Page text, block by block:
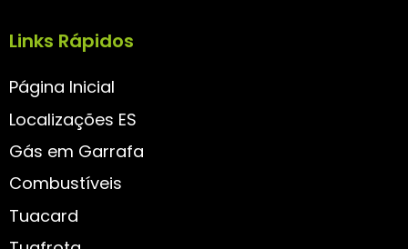
Links Rápidos
Página Inicial
Localizações ES
Gás em Garrafa
Combustíveis
Tuacard